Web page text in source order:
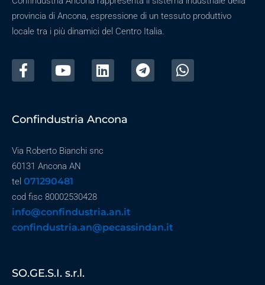
provincia di Ancona, espressione di un tessuto produttivo
locale tra i più dinamici del Centro Italia.
Confindustria Ancona
Via Roberto Bianchi snc
60131 Ancona AN
tel 071290481
cod fisc 80002530428
info@confindustria.an.it
confindustria.an@pecassindan.it
SO.GE.S.I. s.r.l.